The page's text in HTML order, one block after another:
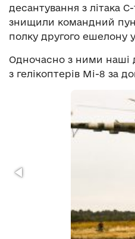
десантування з літака
знищили командний
полку другого ешелону
Одночасно з ними наші
з гелікоптерів Мі-8 за